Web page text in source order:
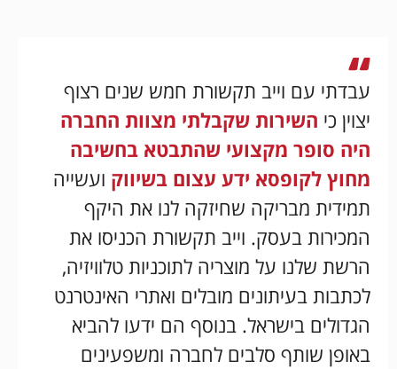
עבדתי עם וייב תקשורת חמש שנים רצוף
יצוין כי השירות שקבלתי מצוות החברה
היה סופר מקצועי שהתבטא בחשיבה
מחוץ לקופסא ידע עצום בשיווק ועשייה
תמידית מבריקה שחיזקה לנו את היקף
המכירות בעסק. וייב תקשורת הכניסו את
הרשת שלנו על מוצריה לתוכניות טלוויזיה,
לכתבות בעיתונים מובלים ואתרי האינטרנט
הגדולים בישראל. בנוסף הם ידעו להביא
באופן שותף סלבים לחברה ומשפעינים